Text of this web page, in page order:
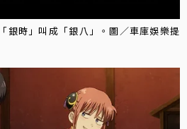
銀時」叫成「銀八」。圖／車庫娛樂提